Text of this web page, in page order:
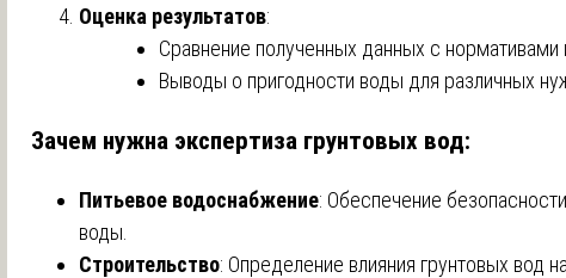
Оценка результатов:
Сравнение полученных данных с нормативами
Выводы о пригодности воды для различных
Зачем нужна экспертиза грунтовых вод:
Питьевое водоснабжение: Обеспечение
воды.
Строительство: Определение влияния грунтовых вод